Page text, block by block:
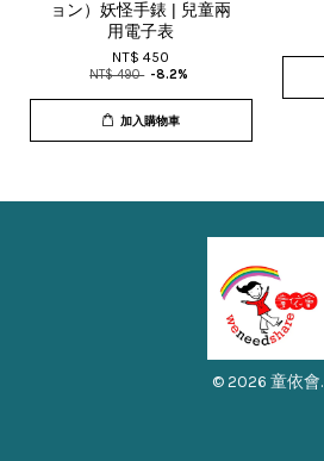
ョン）妖怪手錶 | 兒童兩
用電子表
NT$ 450
NT$ 490 -8.2%
加入購物車
© 2026 童依會.